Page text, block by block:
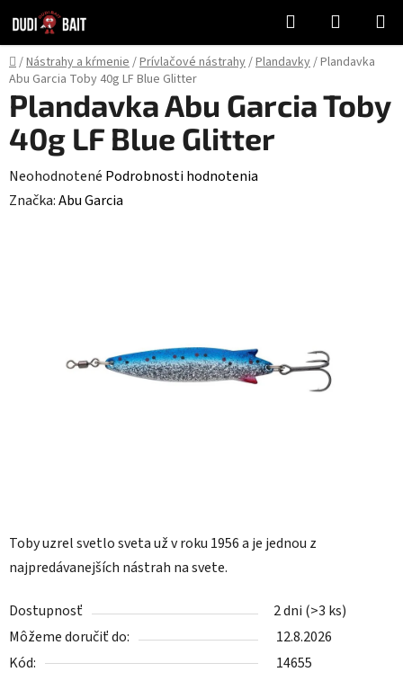
na
obsah
Hľadať
KOŠÍK
Domov
/Nástrahy a kŕmenie/Prívlačové nástrahy/Plandavky/Plandavka
Abu Garcia Toby 40g LF Blue Glitter
Toby uzrel svetlo sveta už v roku 1956 a je jednou z
najpredávanejších nástrah na svete.
Dostupnosť 2 dni (>3 ks)
Môžeme doručiť do:
12.8.2026
Kód:
14655
Plandavka Abu Garcia Toby
40g LF Blue Glitter
Priemerné
hodnotenie
Neohodnotené Podrobnosti hodnotenia
Značka:Abu Garcia